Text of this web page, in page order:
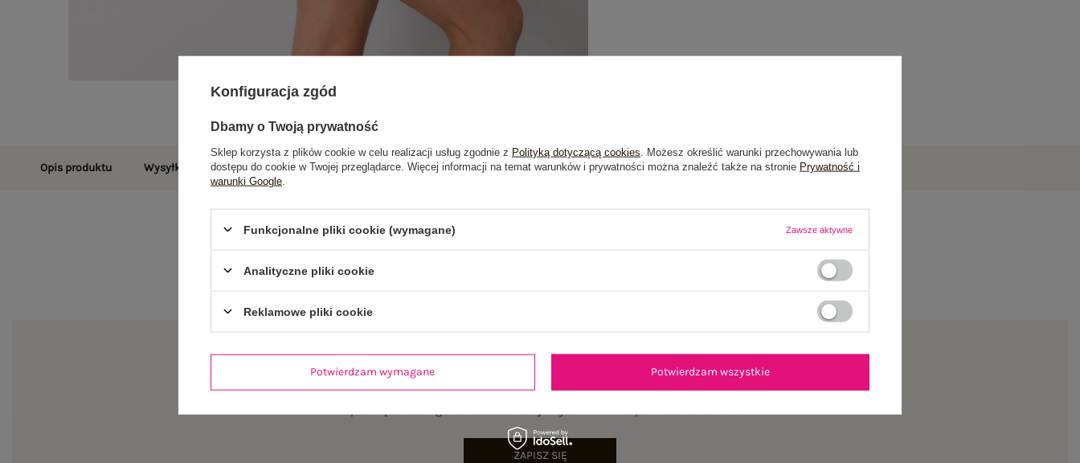
Opis produktu Wysyłka i dostawa Zwroty i reklamacje Opinie o produkcie(8)
ZAPISZ SIĘ
Konfiguracja zgód
Dbamy o Twoją prywatność
Sklep korzysta z plików cookie w celu realizacji usług zgodnie z Polityką dotyczącą cookies . Możesz określić warunki przechowywania lub
dostępu do cookie w Twojej przeglądarce. Więcej informacji na temat warunków i prywatności można znaleźć także na stronie Prywatność i
warunki Google
Funkcjonalne pliki cookie (wymagane) Zawsze aktywne
Analityczne pliki cookie
Reklamowe pliki cookie
Potwierdzam wymagane Potwierdzam wszystkie